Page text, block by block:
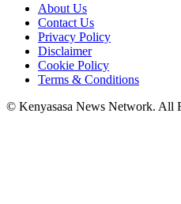
About Us
Contact Us
Privacy Policy
Disclaimer
Cookie Policy
Terms & Conditions
© Kenyasasa News Network. All